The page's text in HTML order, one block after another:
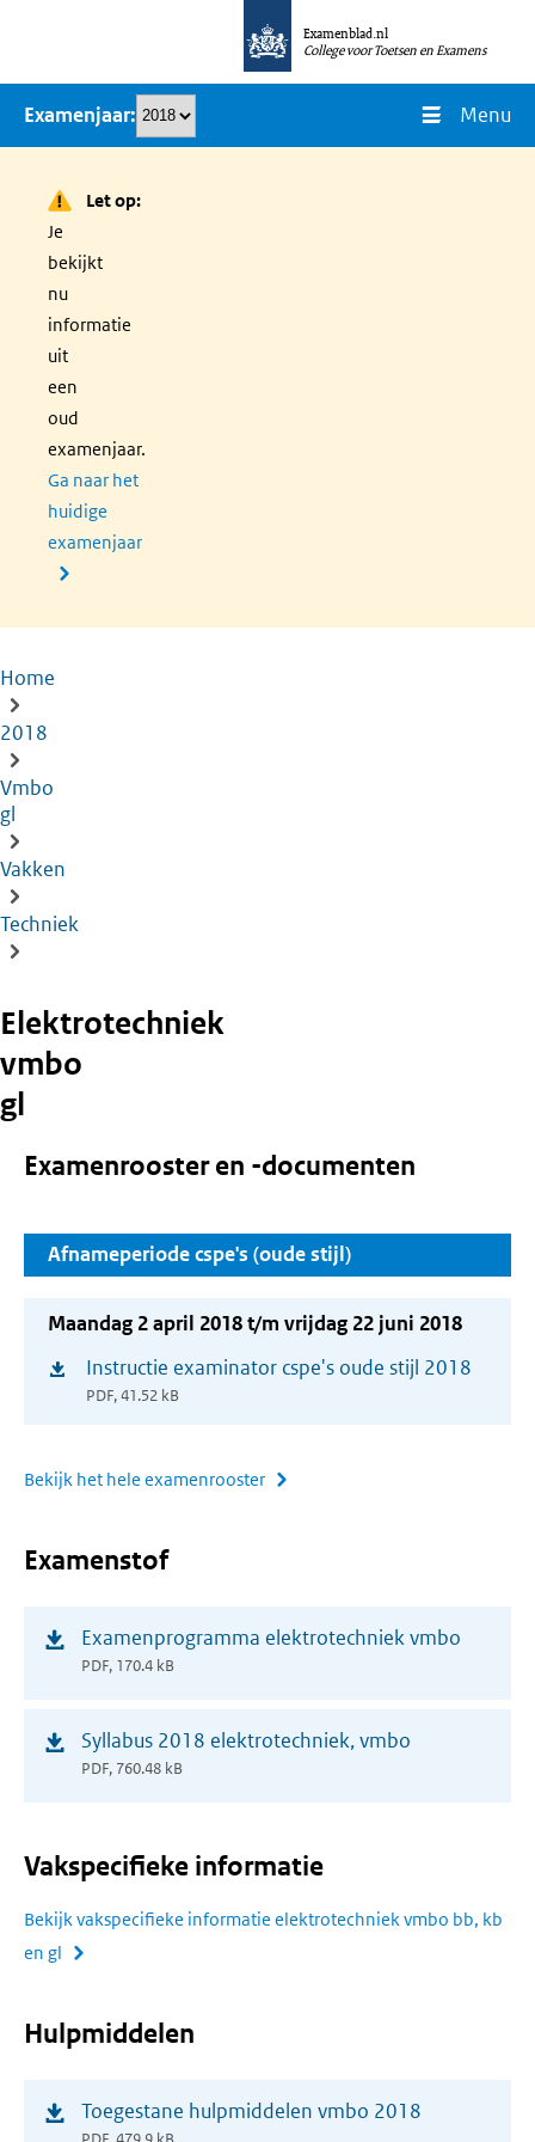
naar
inhoud
Examenblad.nl
College voor Toetsen en Examens
Examenjaar Menu
Let op:
Je
bekijkt
nu
informatie
uit
een
oud
examenjaar.
Ga naar het
huidige
examenjaar
Kruimelpad
Home
2018
Vmbo
gl
Vakken
Techniek
Elektrotechniek
vmbo
gl
Examenrooster en -documenten
Afnameperiode cspe's (oude stijl)
Maandag 2 april 2018 t/m vrijdag 22 juni 2018
Instructie examinator cspe's oude stijl 2018
PDF, 41.52 kB
(opent
venster)
Bekijk het hele examenrooster
Examenstof
Examenprogramma elektrotechniek vmbo
PDF, 170.4 kB
Syllabus 2018 elektrotechniek, vmbo
PDF, 760.48 kB
Vakspecifieke informatie
Bekijk vakspecifieke informatie elektrotechniek vmbo bb, kb
en gl
Hulpmiddelen
Toegestane hulpmiddelen vmbo 2018